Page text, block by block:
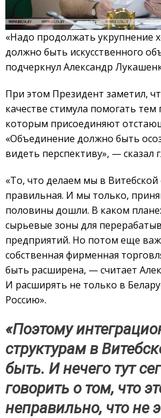
«Надо продолжать укрупнение
должно быть искусственного
подчеркнул Александр
При этом Президент заметил,
качестве стимула помогать
которым присоединяют
«Объединение должно быть
видеть перспективу», — сказал
«То, что делаем мы в Витебской
правильная. И мы только,
половины дошли. В каком
сырьевые зоны для
предприятий. Но потом еще
собственная фирменная
быть расширена, — считает
И расширять не только в
Россию».
«Поэтому
структурам в
быть. И нечего тут
говорить о том, что
неправильно, что не